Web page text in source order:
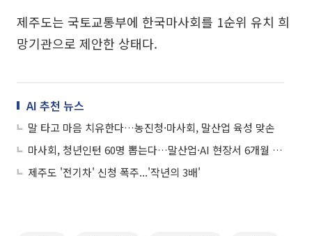
제주도는 국토교통부에 한국마사회를 1순위 유치 희
망기관으로 제안한 상태다.
AI 추천 뉴스
말 타고 마음 치유한다…농진청·마사회, 말산업 육성 맞손
마사회, 청년인턴 60명 뽑는다…말산업·AI 현장서 6개월 직무 체험
제주도 '전기차' 신청 폭주...'작년의 3배'